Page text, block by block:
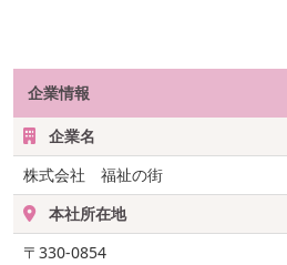
企業情報
企業名
株式会社 福祉の街
本社所在地
〒330-0854